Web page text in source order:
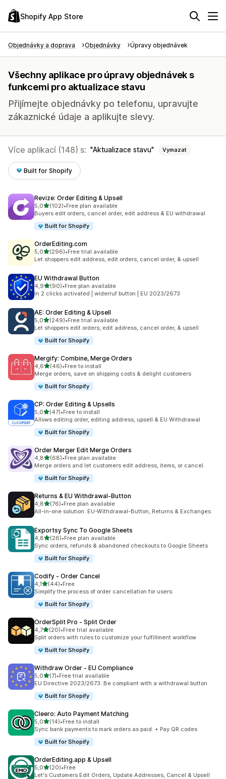
Shopify App Store
Objednávky a doprava Objednávky Úpravy objednávek
Všechny aplikace pro úpravy objednávek s
funkcemi pro aktualizace stavu
Přijímejte objednávky po telefonu, upravujte
zákaznické údaje a aplikujte slevy.
Více aplikací (148) s: Aktualizace stavu Vymazat
Built for Shopify
Revize: Order Editing & Upsell
5,0z 5 hvězd
(102)
Celkový počet recenzí: 102
•Free plan available
Buyers edit orders, cancel order, edit address & EU withdrawal
Built for Shopify
OrderEditing.com
5,0z 5 hvězd
(296)
Celkový počet recenzí: 296
•Free trial available
Let shoppers edit address, edit orders, cancel order, & upsell
EU Withdrawal Button
4,9z 5 hvězd
(90)
Celkový počet recenzí: 90
•Free plan available
In 2 clicks activated | widerruf button | EU 2023/2673
AE: Order Editing & Upsell
5,0z 5 hvězd
(249)
Celkový počet recenzí: 249
•Free trial available
Let shoppers edit orders, edit address, cancel order, & upsell
Built for Shopify
Mergify: Combine, Merge Orders
4,6z 5 hvězd
(46)
Celkový počet recenzí: 46
•Free to install
Merge orders, save on shipping costs & delight customers
Built for Shopify
CP: Order Editing & Upsells
5,0z 5 hvězd
(47)
Celkový počet recenzí: 47
•Free to install
Allows editing order, editing address, upsell & EU Withdrawal
Built for Shopify
Order Merger Edit Merge Orders
4,8z 5 hvězd
(68)
Celkový počet recenzí: 68
•Free plan available
Merge orders and let customers edit address, items, or cancel.
Built for Shopify
Returns & EU Withdrawal‑Button
4,8z 5 hvězd
(76)
Celkový počet recenzí: 76
•Free plan available
All-in-one solution: EU-Withdrawal-Button, Returns & Exchanges
Exportsy Sync To Google Sheets
4,8z 5 hvězd
(26)
Celkový počet recenzí: 26
•Free plan available
Sync orders, refunds & abandoned checkouts to Google Sheets
Built for Shopify
Codify ‑ Order Cancel
4,1z 5 hvězd
(44)
Celkový počet recenzí: 44
•Free
Simplify the process of order cancellation for users.
Built for Shopify
OrderSplit Pro ‑ Split Order
4,7z 5 hvězd
(20)
Celkový počet recenzí: 20
•Free trial available
Split orders with rules to customize your fulfillment workflow
Built for Shopify
Withdraw Order ‑ EU Compliance
5,0z 5 hvězd
(7)
Celkový počet recenzí: 7
•Free trial available
EU Directive 2023/2673: Be compliant with a withdrawal button
Built for Shopify
Cleero: Auto Payment Matching
5,0z 5 hvězd
(14)
Celkový počet recenzí: 14
•Free to install
Sync bank payments to mark orders as paid. + Pay QR codes
Built for Shopify
OrderEditing.app & Upsell
5,0z 5 hvězd
(20)
Celkový počet recenzí: 20
•Free
Let's Customers Edit Orders, Update Addresses, Cancel & Upsell